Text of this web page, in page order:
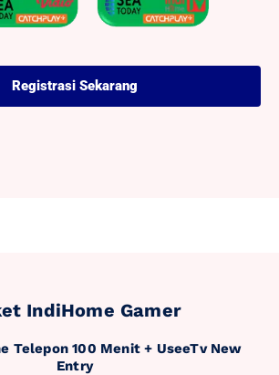
Registrasi Sekarang
IndiHome Gamer
Telepon 100 Menit + UseeTv New
Entry